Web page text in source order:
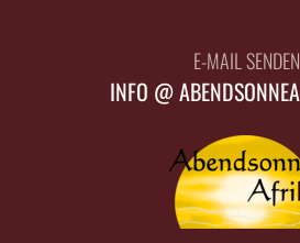
E-MAIL SENDEN
INFO @